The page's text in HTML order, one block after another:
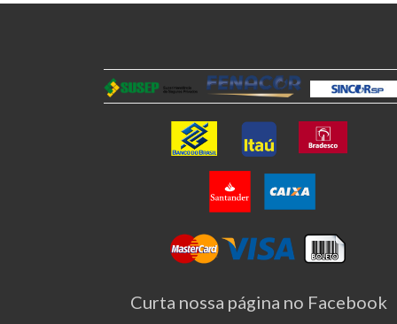
Curta nossa página no Facebook